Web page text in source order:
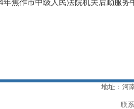
年焦作市中级人民法院机关后勤服务
地址：河
联